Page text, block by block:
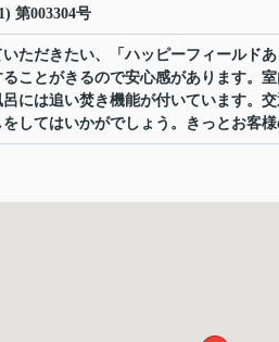
第003304号
ただきたい、「ハッピーフィールド
ことがきるので安心感があります。
呂には追い焚き機能が付いています。
してはいかがでしょう。きっとお客